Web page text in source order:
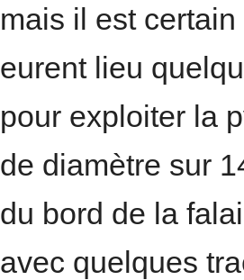
mais il est
eurent lieu
pour exploiter la
de diamètre sur
du bord de la
avec quelques